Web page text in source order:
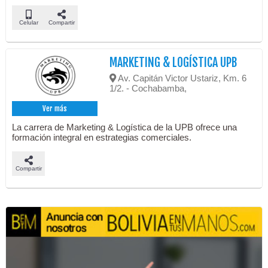
Celular Compartir
Ver más
MARKETING & LOGÍSTICA UPB
Av. Capitán Victor Ustariz, Km. 6
1/2. - Cochabamba,
La carrera de Marketing & Logística de la UPB ofrece una
formación integral en estrategias comerciales.
Compartir